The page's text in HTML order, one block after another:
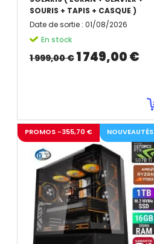
SOURIS + TAPIS + CASQUE )
Date de sortie : 01/08/2026
En stock
1 999,00 € 1 749,00 €
PROMOS -355,70 € NOUVEAUTÉS